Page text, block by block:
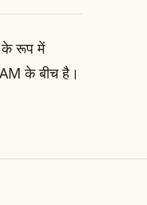
के रूप में
के बीच है।